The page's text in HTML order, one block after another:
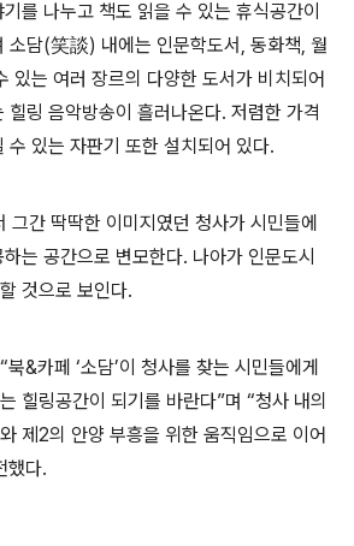
를 나누고 책도 읽을 수 있는 휴식공간이
소담(笑談) 내에는 인문학도서, 동화책, 월
있는 여러 장르의 다양한 도서가 비치되어
힐링 음악방송이 흘러나온다. 저렴한 가격
수 있는 자판기 또한 설치되어 있다.
그간 딱딱한 이미지였던 청사가 시민들에
는 공간으로 변모한다. 나아가 인문도시
것으로 보인다.
&카페 ‘소담’이 청사를 찾는 시민들에게
힐링공간이 되기를 바란다”며 “청사 내의
제2의 안양 부흥을 위한 움직임으로 이어
했다.